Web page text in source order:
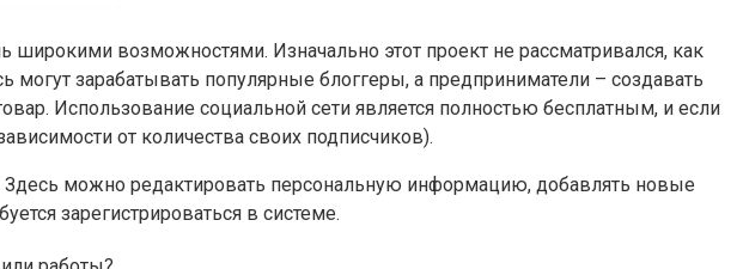
широкими возможностями. Изначально этот проект не рассматривался, как
зарабатывать популярные блоггеры, а предприниматели – создавать
Использование социальной сети является полностью бесплатным, и если
от количества своих подписчиков).
можно редактировать персональную информацию, добавлять новые
зарегистрироваться в системе.